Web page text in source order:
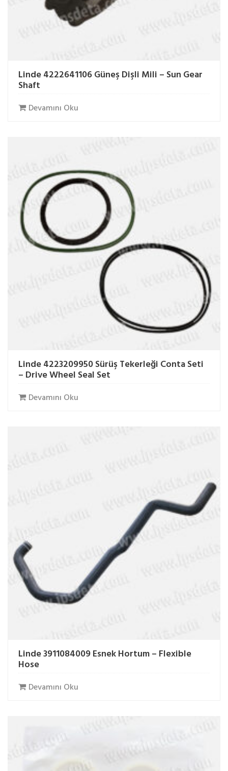
Linde 4222641106 Güneş Dişli Mili – Sun Gear
Shaft
Devamını Oku
Linde 4223209950 Sürüş Tekerleği Conta Seti
– Drive Wheel Seal Set
Devamını Oku
Linde 3911084009 Esnek Hortum – Flexible
Hose
Devamını Oku